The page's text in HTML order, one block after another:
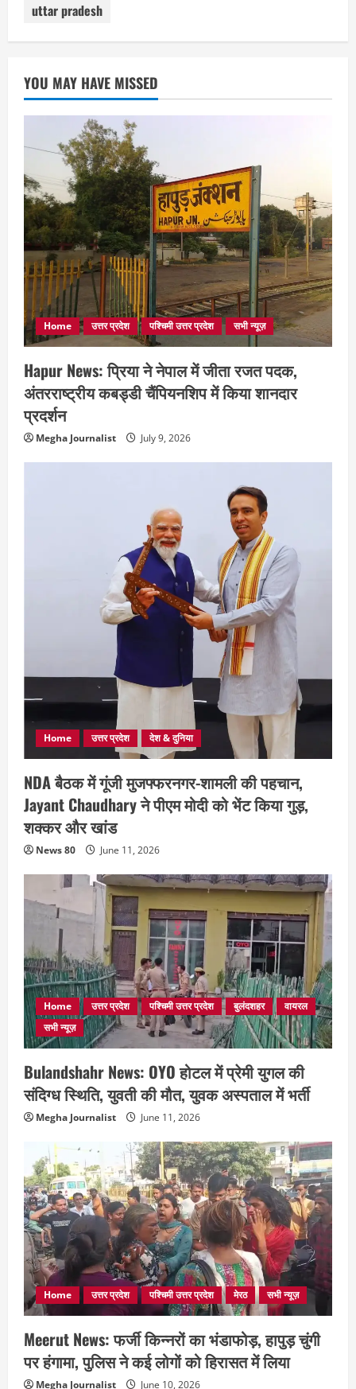
uttar pradesh
YOU MAY HAVE MISSED
Home उत्तर प्रदेश पश्चिमी उत्तर प्रदेश सभी न्यूज़
Hapur News: प्रिया ने नेपाल में जीता रजत पदक,
अंतरराष्ट्रीय कबड्डी चैंपियनशिप में किया शानदार
प्रदर्शन
Megha Journalist July 9, 2026
Home उत्तर प्रदेश देश & दुनिया
NDA बैठक में गूंजी मुजफ्फरनगर-शामली की पहचान,
Jayant Chaudhary ने पीएम मोदी को भेंट किया गुड़,
शक्कर और खांड
News 80 June 11, 2026
Home उत्तर प्रदेश पश्चिमी उत्तर प्रदेश बुलंदशहर
वायरल
सभी न्यूज़
Bulandshahr News: OYO होटल में प्रेमी युगल की
संदिग्ध स्थिति, युवती की मौत, युवक अस्पताल में भर्ती
Megha Journalist June 11, 2026
Home उत्तर प्रदेश पश्चिमी उत्तर प्रदेश मेरठ सभी न्यूज़
Meerut News: फर्जी किन्नरों का भंडाफोड़, हापुड़ चुंगी
पर हंगामा, पुलिस ने कई लोगों को हिरासत में लिया
Megha Journalist June 10, 2026